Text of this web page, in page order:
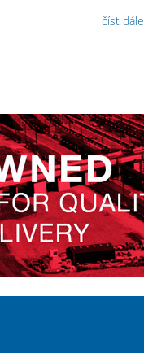
číst dále